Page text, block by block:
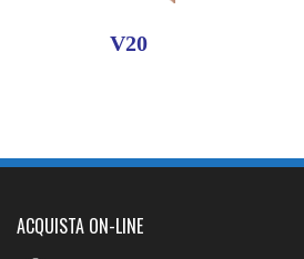
V20
ACQUISTA ON-LINE